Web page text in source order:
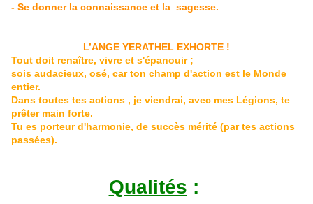
- Se donner la connaissance et la sagesse.
L’ANGE YERATHEL EXHORTE !
Tout doit renaître, vivre et s'épanouir ;
sois audacieux, osé, car ton champ d'action est le Monde
entier.
Dans toutes tes actions , je viendrai, avec mes Légions, te
prêter main forte.
Tu es porteur d'harmonie, de succès mérité (par tes actions
passées).
Qualités :